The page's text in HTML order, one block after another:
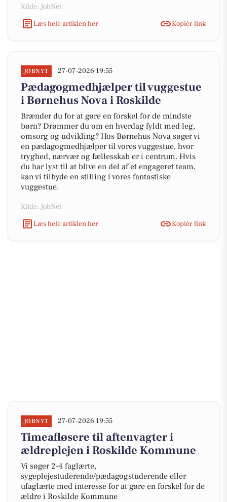
Kilde: JobNet
Læs hele artiklen her
Kopiér link
JOBNYT 27-07-2026 19:55
Pædagogmedhjælper til vuggestue
i Børnehus Nova i Roskilde
Brænder du for at gøre en forskel for de mindste
børn? Drømmer du om en hverdag fyldt med leg,
omsorg og udvikling? Hos Børnehus Nova søger vi
en pædagogmedhjælper til vores vuggestue, hvor
tryghed, nærvær og fællesskab er i centrum. Hvis
du har lyst til at blive en del af et engageret team,
kan vi tilbyde en stilling i vores fantastiske
vuggestue.
Kilde: JobNet
Læs hele artiklen her
Kopiér link
JOBNYT 27-07-2026 19:55
Timeafløsere til aftenvagter i
ældreplejen i Roskilde Kommune
Vi søger 2-4 faglærte,
sygeplejestuderende/pædagogstuderende eller
ufaglærte med interesse for at gøre en forskel for de
ældre i Roskilde Kommune